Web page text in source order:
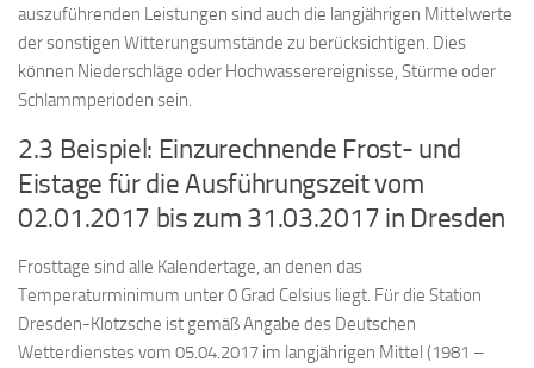
auszuführenden Leistungen sind auch die langjährigen Mittelwerte
der sonstigen Witterungsumstände zu berücksichtigen. Dies
können Niederschläge oder Hochwasserereignisse, Stürme oder
Schlammperioden sein.
2.3 Beispiel: Einzurechnende Frost- und
Eistage für die Ausführungszeit vom
02.01.2017 bis zum 31.03.2017 in Dresden
Frosttage sind alle Kalendertage, an denen das
Temperaturminimum unter 0 Grad Celsius liegt. Für die Station
Dresden-Klotzsche ist gemäß Angabe des Deutschen
Wetterdienstes vom 05.04.2017 im langjährigen Mittel (1981 –